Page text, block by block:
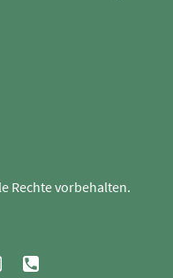
Rechte vorbehalten.